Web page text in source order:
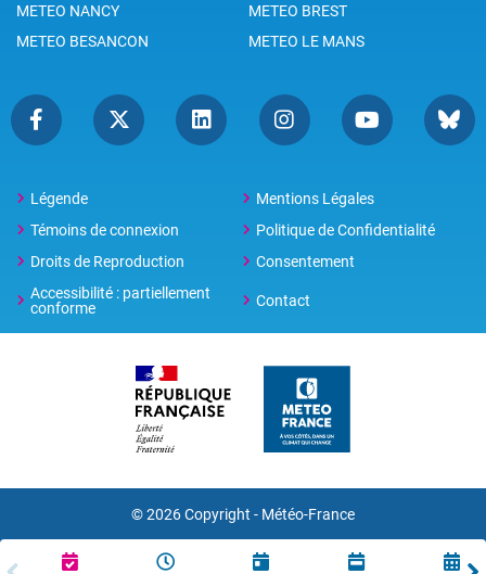
METEO NANCY
METEO BREST
METEO BESANCON
METEO LE MANS
Légende
Mentions Légales
Témoins de connexion
Politique de Confidentialité
Droits de Reproduction
Consentement
Accessibilité : partiellement
conforme
Contact
© 2026 Copyright - Météo-France